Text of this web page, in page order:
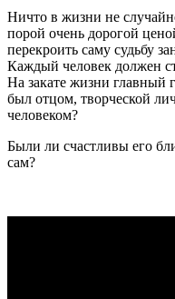
Ничто в жизни не
порой очень дорогой
перекроить саму судьбу
Каждый человек должен
На закате жизни главный
был отцом, творческой
человеком?
Были ли счастливы его
сам?